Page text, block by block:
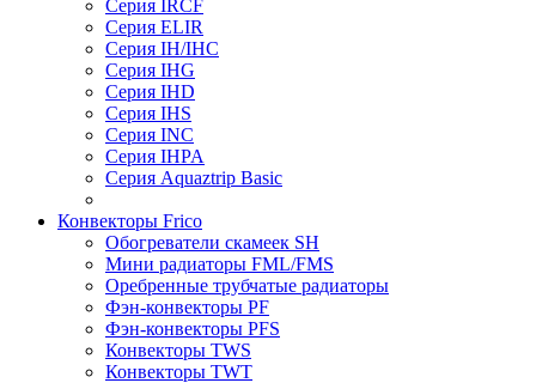
Серия IRCF
Серия ELIR
Серия IH/IHC
Серия IHG
Серия IHD
Серия IHS
Серия INC
Серия IHPA
Серия Aquaztrip Basic
Конвекторы Frico
Обогреватели скамеек SH
Мини радиаторы FML/FMS
Оребренные трубчатые радиаторы
Фэн-конвекторы PF
Фэн-конвекторы PFS
Конвекторы TWS
Конвекторы TWT